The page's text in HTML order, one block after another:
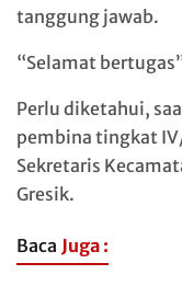
tanggung jawab.
“Selamat
Perlu diketahui,
pembina tingkat
Sekretaris
Gresik.
Baca Juga :